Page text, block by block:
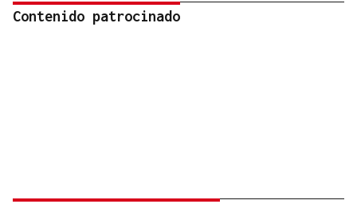
Contenido patrocinado